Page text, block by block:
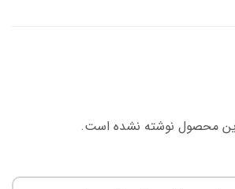
محصول نوشته نشده است.